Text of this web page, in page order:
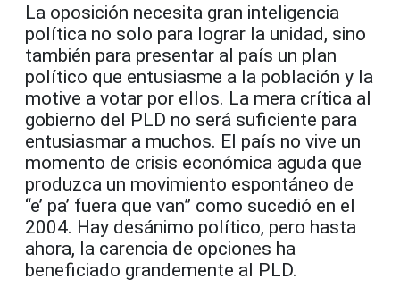
La oposición necesita gran inteligencia
política no solo para lograr la unidad, sino
también para presentar al país un plan
político que entusiasme a la población y la
motive a votar por ellos. La mera crítica al
gobierno del PLD no será suficiente para
entusiasmar a muchos. El país no vive un
momento de crisis económica aguda que
produzca un movimiento espontáneo de
“e’ pa’ fuera que van” como sucedió en el
2004. Hay desánimo político, pero hasta
ahora, la carencia de opciones ha
beneficiado grandemente al PLD.